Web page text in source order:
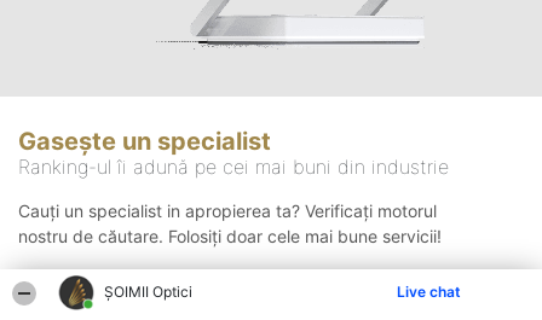
ȘOIMII Optici Live chat
Gasește un specialist
Ranking-ul îi adună pe cei mai buni din industrie
Cauți un specialist in apropierea ta? Verificați motorul
nostru de căutare. Folosiți doar cele mai bune servicii!